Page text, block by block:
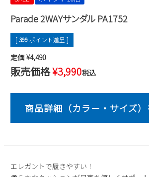
営業日カレンダー
休業日
2026 年8月
2
3 4 5 6
30
31
Parade 2WAYサンダル PA1752
[ 399ポイント進呈 ]
定価 ¥4,490
販売価格¥3,990税込
エレガントで履きやすい！